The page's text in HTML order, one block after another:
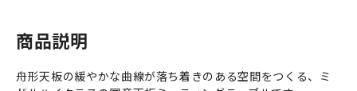
商品説明
舟形天板の緩やかな曲線が落ち着きのある空間をつくる、ミ